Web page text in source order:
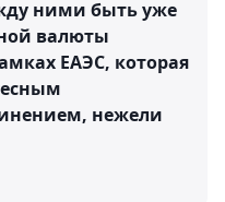
ними быть уже
валюты
ЕАЭС, которая
нежели